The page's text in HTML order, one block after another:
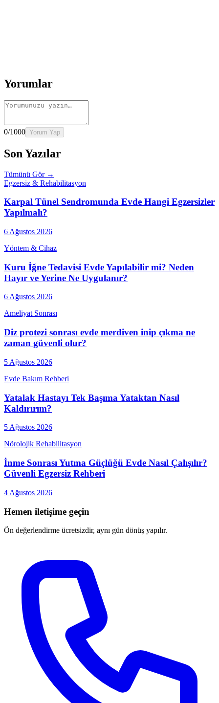
Yorumlar
0/1000 Yorum Yap
Son Yazılar
Tümünü Gör →
Egzersiz & Rehabilitasyon
Karpal Tünel Sendromunda Evde Hangi Egzersizler
Yapılmalı?
6 Ağustos 2026
Yöntem & Cihaz
Kuru İğne Tedavisi Evde Yapılabilir mi? Neden
Hayır ve Yerine Ne Uygulanır?
6 Ağustos 2026
Ameliyat Sonrası
Diz protezi sonrası evde merdiven inip çıkma ne
zaman güvenli olur?
5 Ağustos 2026
Evde Bakım Rehberi
Yatalak Hastayı Tek Başıma Yataktan Nasıl
Kaldırırım?
5 Ağustos 2026
Nörolojik Rehabilitasyon
İnme Sonrası Yutma Güçlüğü Evde Nasıl Çalışılır?
Güvenli Egzersiz Rehberi
4 Ağustos 2026
Hemen iletişime geçin
Ön değerlendirme ücretsizdir, aynı gün dönüş yapılır.